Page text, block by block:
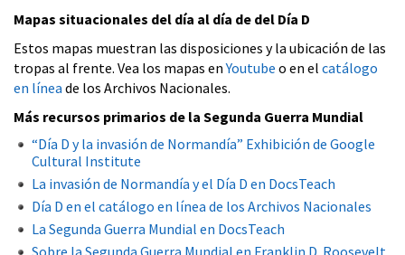
Mapas situacionales del día al día de del Día D
Estos mapas muestran las disposiciones y la ubicación de las
tropas al frente. Vea los mapas enYoutube o en el catálogo
en línea de los Archivos Nacionales.
Más recursos primarios de la Segunda Guerra Mundial
“Día D y la invasión de Normandía” Exhibición de Google
Cultural Institute
La invasión de Normandía y el Día D en DocsTeach
Día D en el catálogo en línea de los Archivos Nacionales
La Segunda Guerra Mundial en DocsTeach
Sobre la Segunda Guerra Mundial en Franklin D. Roosevelt